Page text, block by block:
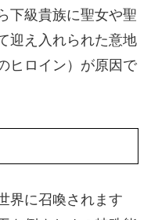
下級貴族に聖女や聖
迎え入れられた意地
ヒロイン）が原因で
界に召喚されます